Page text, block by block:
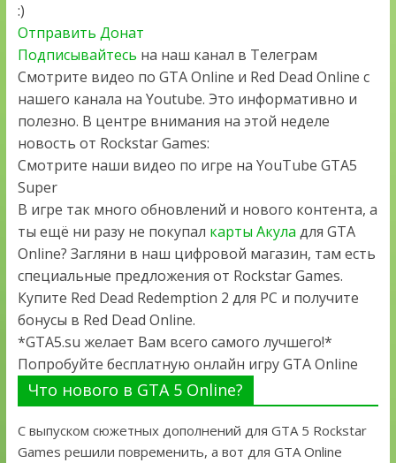
:)
Отправить Донат
Подписывайтесь на наш канал в Телеграм
Смотрите видео по GTA Online и Red Dead Online с
нашего канала на Youtube. Это информативно и
полезно. В центре внимания на этой неделе
новость от Rockstar Games:
Смотрите наши видео по игре на YouTube GTA5
Super
В игре так много обновлений и нового контента, а
ты ещё ни разу не покупал карты Акула для GTA
Online? Загляни в наш цифровой магазин, там есть
специальные предложения от Rockstar Games.
Купите Red Dead Redemption 2 для PC и получите
бонусы в Red Dead Online.
*GTA5.su желает Вам всего самого лучшего!*
Попробуйте бесплатную онлайн игру GTA Online
Что нового в GTA 5 Online?
С выпуском сюжетных дополнений для GTA 5 Rockstar
Games решили повременить, а вот для GTA Online